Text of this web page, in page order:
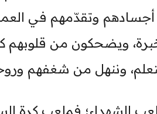
أجسادهم وتقدّمهم في
ويضحكون من قلوبهم
وننهل من شغفهم
الشهداء؛ فملعب كرة